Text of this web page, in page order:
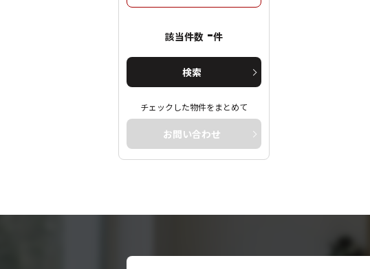
該当件数 -件
検索
チェックした物件をまとめて
お問い合わせ